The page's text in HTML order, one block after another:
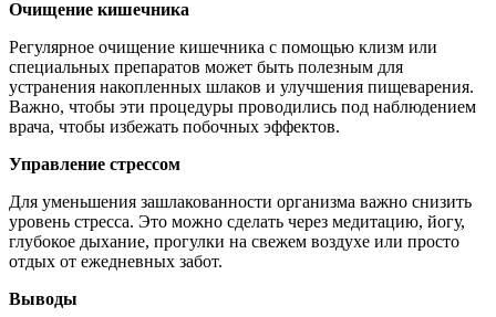
Очищение кишечника
Регулярное очищение кишечника с помощью клизм или
специальных препаратов может быть полезным для
устранения накопленных шлаков и улучшения пищеварения.
Важно, чтобы эти процедуры проводились под наблюдением
врача, чтобы избежать побочных эффектов.
Управление стрессом
Для уменьшения зашлакованности организма важно снизить
уровень стресса. Это можно сделать через медитацию, йогу,
глубокое дыхание, прогулки на свежем воздухе или просто
отдых от ежедневных забот.
Выводы